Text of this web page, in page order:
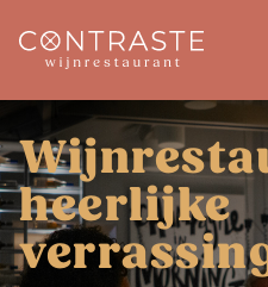
naar
inhoud
heerlijke